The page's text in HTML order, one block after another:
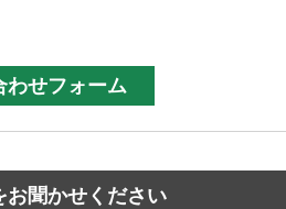
お聞かせください